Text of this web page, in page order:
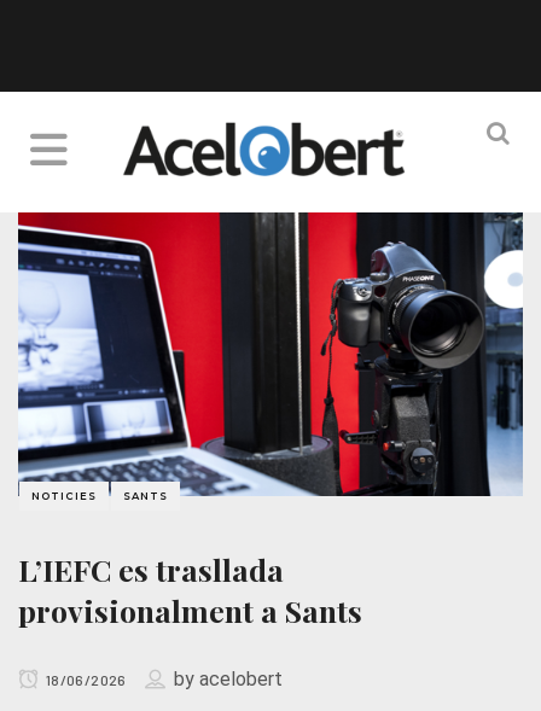
NOTICIES SANTS
L’IEFC es trasllada
provisionalment a Sants
18/06/2026 by acelobert